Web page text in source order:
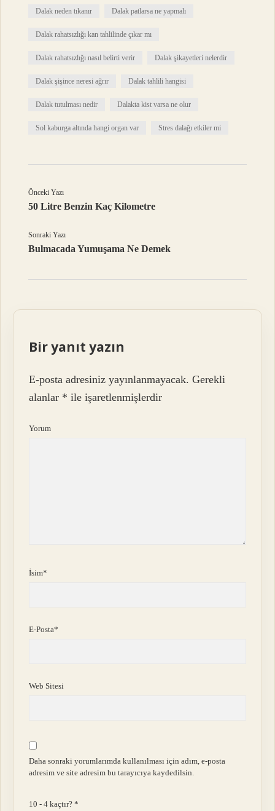
Dalak neden tıkanır Dalak patlarsa ne yapmalı
Dalak rahatsızlığı kan tahlilinde çıkar mı
Dalak rahatsızlığı nasıl belirti verir Dalak şikayetleri nelerdir
Dalak şişince neresi ağrır Dalak tahlili hangisi
Dalak tutulması nedir Dalakta kist varsa ne olur
Sol kaburga altında hangi organ var Stres dalağı etkiler mi
Önceki Yazı
50 Litre Benzin Kaç Kilometre
Sonraki Yazı
Bulmacada Yumuşama Ne Demek
Bir yanıt yazın
E-posta adresiniz yayınlanmayacak. Gerekli
alanlar * ile işaretlenmişlerdir
Yorum
İsim*
E-Posta*
Web Sitesi
Daha sonraki yorumlarımda kullanılması için adım, e-posta
adresim ve site adresim bu tarayıcıya kaydedilsin.
10 - 4 kaçtır?*